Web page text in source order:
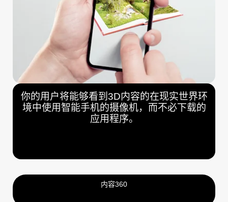
你的用户将能够看到3D内容的在现实世界环
境中使用智能手机的摄像机，而不必下载的
应用程序。
内容360